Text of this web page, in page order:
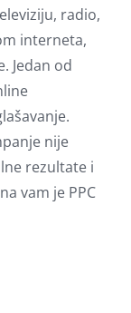
radio,
interneta,
Jedan od
nije
rezultate i
vam je PPC